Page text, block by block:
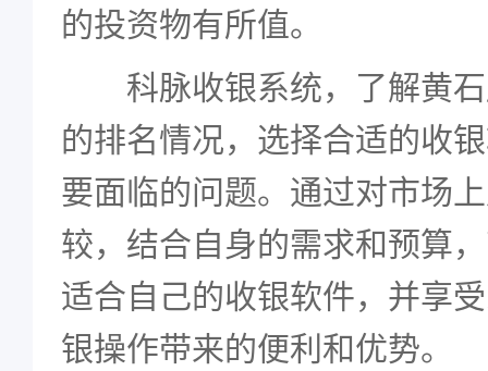
的投资物有所值。
科脉收银系统，了解黄石
的排名情况，选择合适的收
要面临的问题。通过对市场
较，结合自身的需求和预算
适合自己的收银软件，并享
银操作带来的便利和优势。